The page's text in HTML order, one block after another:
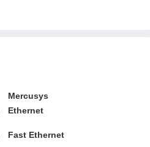
Mercusys
Ethernet
Fast Ethernet